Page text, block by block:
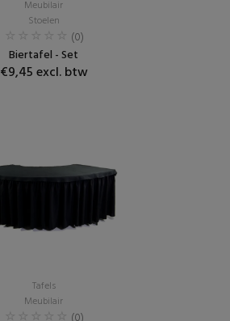
Meubilair
Stoelen
(0)
Biertafel - Set
€9,45 excl. btw
Tafels
Meubilair